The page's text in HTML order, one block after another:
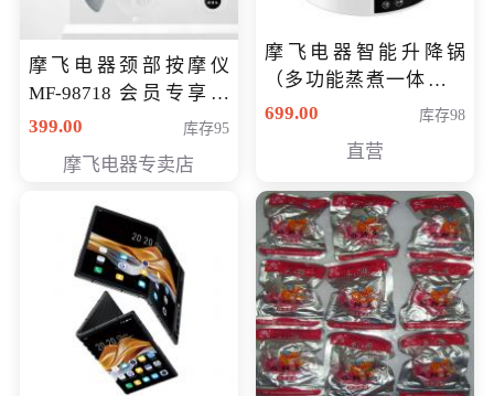
摩飞电器颈部按摩仪
MF-98718 会员专享价
299元
399.00 库存95
摩飞电器专卖店
摩飞电器智能升降锅
（多功能蒸煮一体锅）
（智能升降养生锅） 会
699.00 库存98
直营